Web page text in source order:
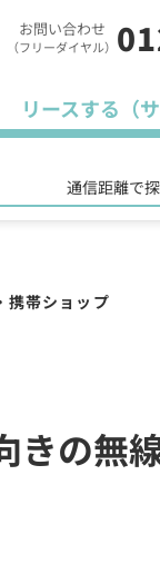
お問い合わせ
（フリーダイヤル）
リースする（サ
通信距離で
携帯ショップ
の無